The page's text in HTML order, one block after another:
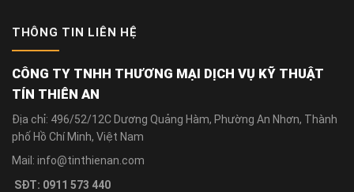
THÔNG TIN LIÊN HỆ
CÔNG TY TNHH THƯƠNG MẠI DỊCH VỤ KỸ THUẬT
TÍN THIÊN AN
Địa chỉ: 496/52/12C Dương Quảng Hàm, Phường An Nhơn, Thành
phố Hồ Chí Minh, Việt Nam
Mail: info@tinthienan.com
SĐT: 0911 573 440